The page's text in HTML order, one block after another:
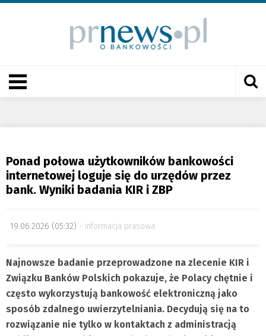
Ponad połowa użytkowników bankowości
internetowej loguje się do urzędów przez
bank. Wyniki badania KIR i ZBP
19.06.2026 (05:32) informacja prasowa
Najnowsze badanie przeprowadzone na zlecenie KIR i
Związku Banków Polskich pokazuje, że Polacy chętnie i
często wykorzystują bankowość elektroniczną jako
sposób zdalnego uwierzytelniania. Decydują się na to
rozwiązanie nie tylko w kontaktach z administracją